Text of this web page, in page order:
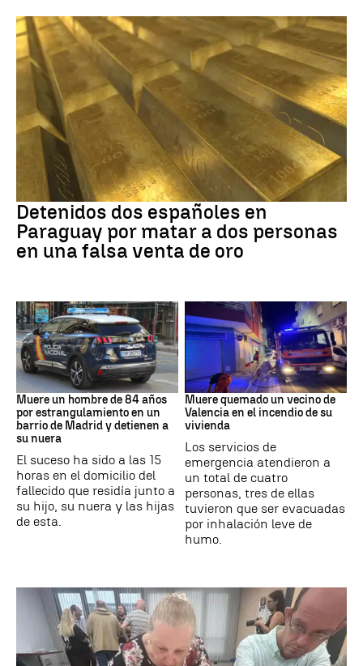
Paraguay
Detenidos dos españoles en
Paraguay por matar a dos personas
en una falsa venta de oro
Suceso
Muere un hombre de 84 años
por estrangulamiento en un
barrio de Madrid y detienen a
su nuera
El suceso ha sido a las 15
horas en el domicilio del
fallecido que residía junto a
su hijo, su nuera y las hijas
de esta.
INCENDIO
Muere quemado un vecino de
Valencia en el incendio de su
vivienda
Los servicios de
emergencia atendieron a
un total de cuatro
personas, tres de ellas
tuvieron que ser evacuadas
por inhalación leve de
humo.